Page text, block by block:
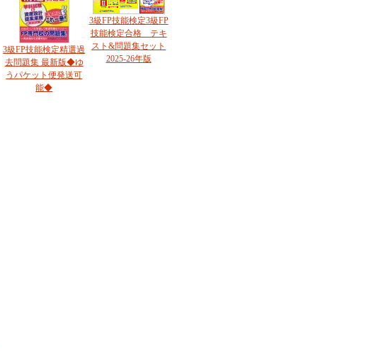
3級FP技能検定精選過
去問題集 最新版◆ゆ
うパケット便発送可
能◆
3級FP技能検定3級FP
技能検定合格 テキ
スト&問題集セット
2025-26年版